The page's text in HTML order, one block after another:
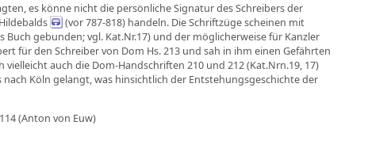
es könne nicht die persönliche Signatur des Schreibers der
(vor 787-818) handeln. Die Schriftzüge scheinen mit
Buch gebunden; vgl. Kat.Nr.17) und der möglicherweise für Kanzler
für den Schreiber von Dom Hs. 213 und sah in ihm einen Gefährten
auch die Dom-Handschriften 210 und 212 (Kat.Nrn.19, 17)
Köln gelangt, was hinsichtlich der Entstehungsgeschichte der
(Anton von Euw)